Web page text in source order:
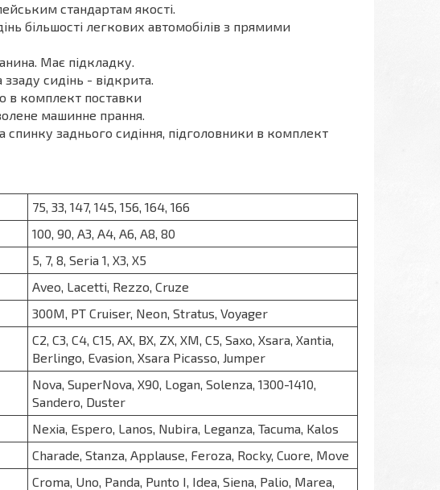
стандартам якості.
більшості легкових автомобілів з прямими
Має підкладку.
сидінь - відкрита.
в комплект поставки
машинне прання.
спинку заднього сидіння, підголовники в комплект
75, 33, 147, 145, 156, 164, 166
100, 90, A3, A4, A6, A8, 80
5, 7, 8, Seria 1, X3, X5
Aveo, Lacetti, Rezzo, Cruze
300M, PT Cruiser, Neon, Stratus, Voyager
C2, C3, C4, C15, AX, BX, ZX, XM, C5, Saxo, Xsara, Xantia,
Berlingo, Evasion, Xsara Picasso, Jumper
Nova, SuperNova, X90, Logan, Solenza, 1300-1410,
Sandero, Duster
Nexia, Espero, Lanos, Nubira, Leganza, Tacuma, Kalos
Charade, Stanza, Applause, Feroza, Rocky, Cuore, Move
Croma, Uno, Panda, Punto I, Idea, Siena, Palio, Marea,